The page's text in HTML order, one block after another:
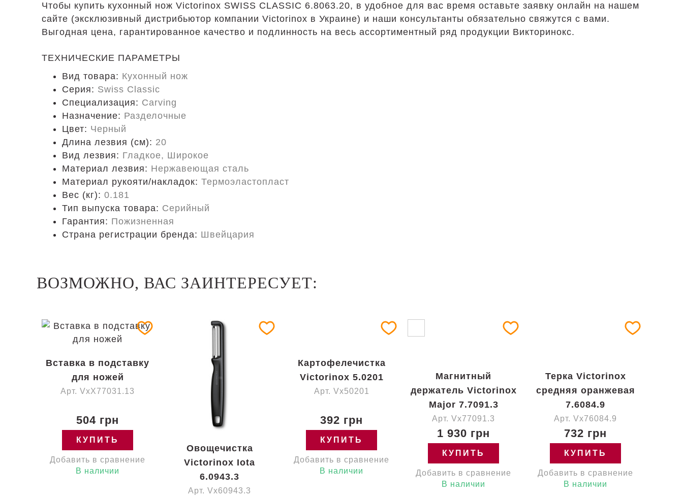
Чтобы купить кухонный нож Victorinox SWISS CLASSIC 6.8063.20, в удобное для вас время оставьте заявку онлайн на нашем
сайте (эксклюзивный дистрибьютор компании Victorinox в Украине) и наши консультанты обязательно свяжутся с вами.
Выгодная цена, гарантированное качество и подлинность на весь ассортиментный ряд продукции Викторинокс.
ТЕХНИЧЕСКИЕ ПАРАМЕТРЫ
Вид товара: Кухонный нож
Серия: Swiss Classic
Специализация: Carving
Назначение: Разделочные
Цвет: Черный
Длина лезвия (см): 20
Вид лезвия: Гладкое, Широкое
Материал лезвия: Нержавеющая сталь
Материал рукояти/накладок: Термоэластопласт
Вес (кг): 0.181
Тип выпуска товара: Серийный
Гарантия: Пожизненная
Страна регистрации бренда: Швейцария
ВОЗМОЖНО, ВАС ЗАИНТЕРЕСУЕТ:
Вставка в подставку
для ножей
Арт. VxX77031.13
504 грн
КУПИТЬ
Добавить в сравнение
В наличии
Овощечистка
Victorinox Iota
6.0943.3
Арт. Vx60943.3
Картофелечистка
Victorinox 5.0201
Арт. Vx50201
392 грн
КУПИТЬ
Добавить в сравнение
В наличии
Магнитный
держатель Victorinox
Major 7.7091.3
Арт. Vx77091.3
1 930 грн
КУПИТЬ
Добавить в сравнение
В наличии
Терка Victorinox
средняя оранжевая
7.6084.9
Арт. Vx76084.9
732 грн
КУПИТЬ
Добавить в сравнение
В наличии